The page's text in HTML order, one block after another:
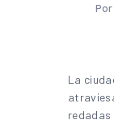
La
redadas